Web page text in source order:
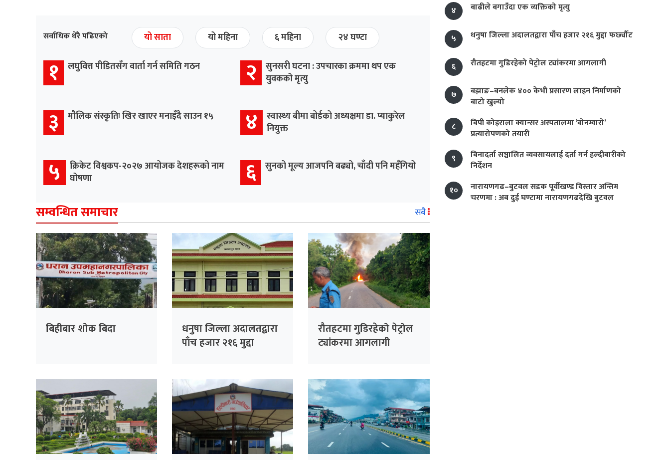
सर्वाधिक धेरै पढिएको यो साता यो महिना ६ महिना २४ घण्टा
१ लघुवित्त पीडितसँग वार्ता गर्न समिति गठन २
सुनसरी घटना : उपचारका क्रममा थप एक
युवकको मृत्यु
३ मौलिक संस्कृतिः खिर खाएर मनाइँदै साउन १५ ४
स्वास्थ्य बीमा बोर्डको अध्यक्षमा डा. प्याकुरेल
नियुक्त
५
क्रिकेट विश्वकप-२०२७ आयोजक देशहरूको नाम
घोषणा
६ सुनको मूल्य आजपनि बढ्यो, चाँदी पनि महँगियो
सम्वन्धित समाचार सबै
बिहीबार शोक बिदा
धनुषा जिल्ला अदालतद्वारा
पाँच हजार २१६ मुद्दा
रौतहटमा गुडिरहेको पेट्रोल
ट्यांकरमा आगलागी
४
बाढीले बगाउँदा एक व्यक्तिको मृत्यु
५ धनुषा जिल्ला अदालतद्वारा पाँच हजार २१६ मुद्दा फर्छ्यौट
६ रौतहटमा गुडिरहेको पेट्रोल ट्यांकरमा आगलागी
७
बझाङ–बनलेक ४०० केभी प्रसारण लाइन निर्माणको
बाटो खुल्यो
८
बिपी कोइराला क्यान्सर अस्पतालमा ‘बोनम्यारो’
प्रत्यारोपणको तयारी
९
बिनादर्ता सञ्चालित व्यवसायलाई दर्ता गर्न हल्दीबारीको
निर्देशन
१०
नारायणगढ–बुटवल सडक पूर्वीखण्ड विस्तार अन्तिम
चरणमा : अब दुई घण्टामा नारायणगढदेखि बुटवल